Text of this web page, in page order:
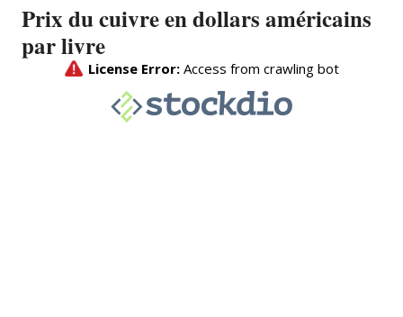
Prix du cuivre en dollars américains
par livre